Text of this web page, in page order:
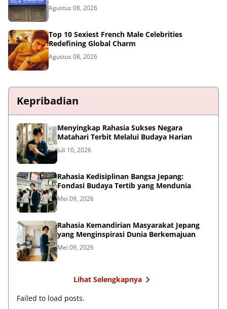
Agustus 08, 2026
Top 10 Sexiest French Male Celebrities
Redefining Global Charm
Agustus 08, 2026
Kepribadian
Menyingkap Rahasia Sukses Negara
Matahari Terbit Melalui Budaya Harian
Juli 10, 2026
Rahasia Kedisiplinan Bangsa Jepang:
Fondasi Budaya Tertib yang Mendunia
Mei 09, 2026
Rahasia Kemandirian Masyarakat Jepang
yang Menginspirasi Dunia Berkemajuan
Mei 09, 2026
Lihat Selengkapnya
Failed to load posts.